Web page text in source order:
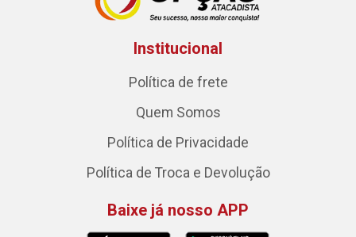
Institucional
Política de frete
Quem Somos
Política de Privacidade
Política de Troca e Devolução
Baixe já nosso APP